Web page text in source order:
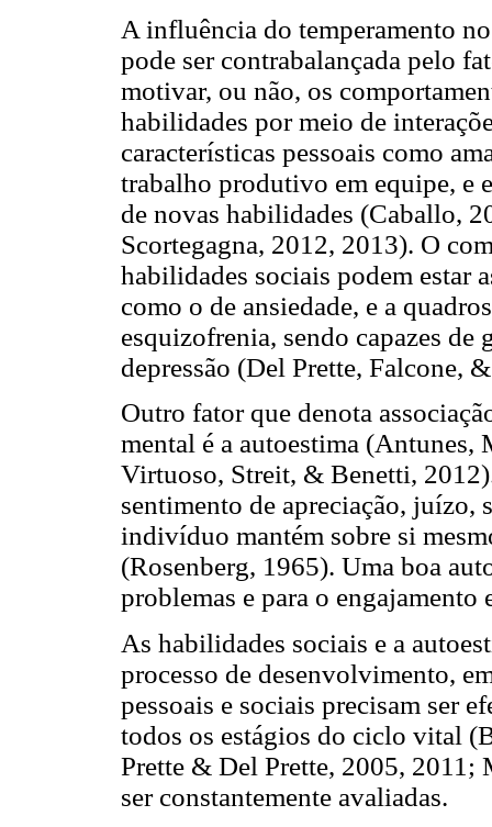
A influência do temperamento
pode ser contrabalançada pelo
motivar, ou não, os
habilidades por meio de
características pessoais como
trabalho produtivo em equipe, e
de novas habilidades (Caballo,
Scortegagna, 2012, 2013). O
habilidades sociais podem estar
como o de ansiedade, e a
esquizofrenia, sendo capazes
depressão (Del Prette, Falcone,
Outro fator que denota
mental é a autoestima
Virtuoso, Streit, & Benetti,
sentimento de apreciação, juízo,
indivíduo mantém sobre si
(Rosenberg, 1965). Uma boa
problemas e para o engajamento
As habilidades sociais e a
processo de desenvolvimento,
pessoais e sociais precisam ser
todos os estágios do ciclo vital
Prette & Del Prette, 2005, 2011;
ser constantemente avaliadas.